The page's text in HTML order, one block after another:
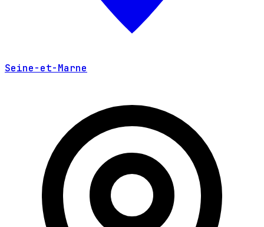
Seine-et-Marne